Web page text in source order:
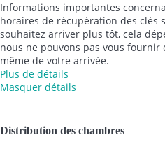
Informations importantes
horaires de récupération des clés
souhaitez arriver plus tôt, cela
nous ne pouvons pas vous
même de votre arrivée.
Plus de détails
Masquer détails
Distribution des chambres